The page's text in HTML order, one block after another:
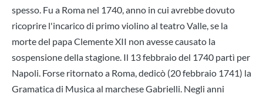
spesso. Fu a Roma nel 1740, anno in cui avrebbe dovuto
ricoprire l'incarico di primo violino al teatro Valle, se la
morte del papa Clemente XII non avesse causato la
sospensione della stagione. Il 13 febbraio del 1740 partì per
Napoli. Forse ritornato a Roma, dedicò (20 febbraio 1741) la
Gramatica di Musica al marchese Gabrielli. Negli anni